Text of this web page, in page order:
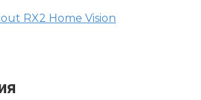
RX2 Home Vision